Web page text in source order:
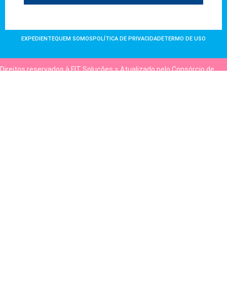
EXPEDIENTEQUEM SOMOS POLÍTICA DE PRIVACIDADETERMO DE USO
Direitos reservados à FIT Soluções = Atualizado pelo Consórcio de